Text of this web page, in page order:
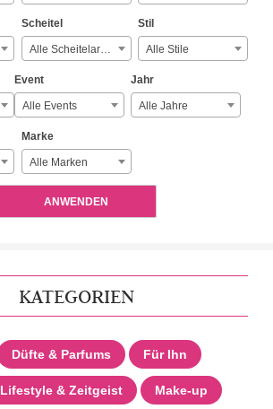
Scheitel
Alle Scheitelarten
Stil
Alle Stile
Event
Alle Events
Jahr
Alle Jahre
Marke
Alle Marken
ANWENDEN
KATEGORIEN
Düfte & Parfums Für Ihn
Lifestyle & Zeitgeist Make-up